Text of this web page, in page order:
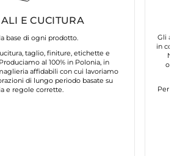
E CUCITURA
base di ogni prodotto.
taglio, finiture, etichette e
al 100% in Polonia, in
affidabili con cui lavoriamo
di lungo periodo basate su
e regole corrette.
Gli
in
Per